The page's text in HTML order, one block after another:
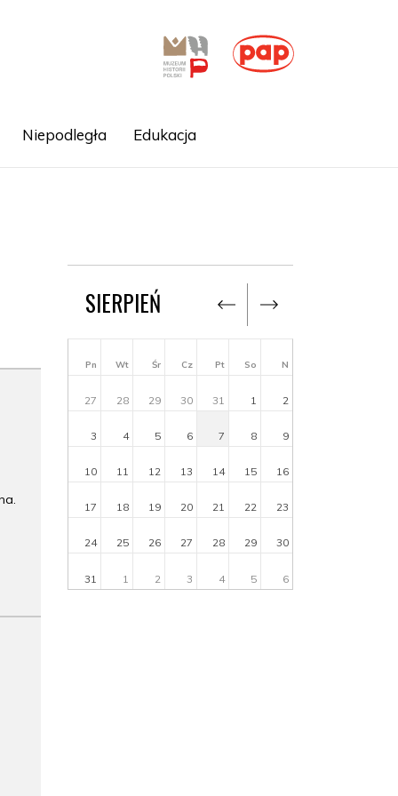
Niepodległa Edukacja
SIERPIEŃ
Pn Wt Śr Cz Pt So N
27 28 29 30 31 1 2
3 4 5 6 7 8 9
10 11 12 13 14 15 16
17 18 19 20 21 22 23
24 25 26 27 28 29 30
31 1 2 3 4 5 6